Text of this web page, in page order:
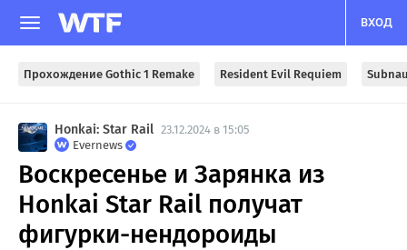
ВХОД
Прохождение Gothic 1 Remake Resident Evil Requiem
Honkai: Star Rail 23.12.2024 в 15:05
Evernews
Воскресенье и Зарянка из
Honkai Star Rail получат
фигурки-нендороиды